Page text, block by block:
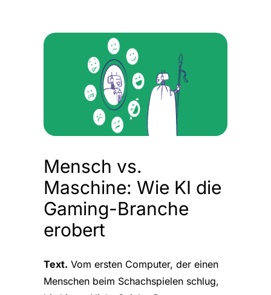
Mensch vs.
Maschine: Wie KI die
Gaming-Branche
erobert
Text. Vom ersten Computer, der einen
Menschen beim Schachspielen schlug,